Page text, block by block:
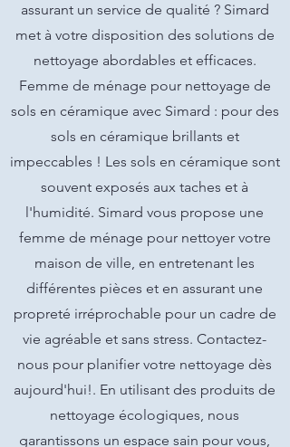
assurant un service de qualité ? Simard
met à votre disposition des solutions de
nettoyage abordables et efficaces.
Femme de ménage pour nettoyage de
sols en céramique avec Simard : pour des
sols en céramique brillants et
impeccables ! Les sols en céramique sont
souvent exposés aux taches et à
l'humidité. Simard vous propose une
femme de ménage pour nettoyer votre
maison de ville, en entretenant les
différentes pièces et en assurant une
propreté irréprochable pour un cadre de
vie agréable et sans stress. Contactez-
nous pour planifier votre nettoyage dès
aujourd'hui!. En utilisant des produits de
nettoyage écologiques, nous
garantissons un espace sain pour vous,